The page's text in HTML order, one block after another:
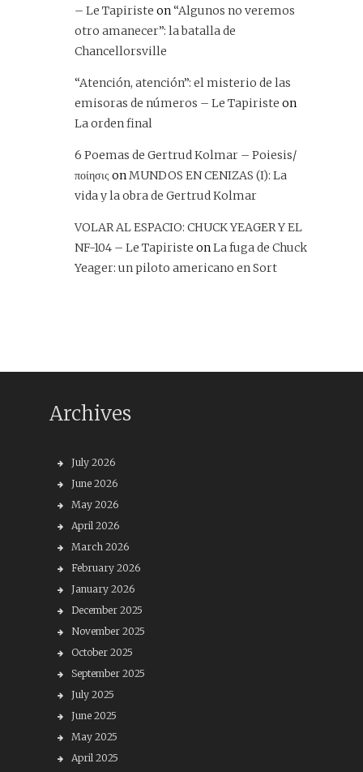
– Le Tapiriste on“Algunos no veremos
otro amanecer”: la batalla de
Chancellorsville
“Atención, atención”: el misterio de las
emisoras de números – Le Tapiriste on
La orden final
6 Poemas de Gertrud Kolmar – Poiesis/
ποίησις onMUNDOS EN CENIZAS (I): La
vida y la obra de Gertrud Kolmar
VOLAR AL ESPACIO: CHUCK YEAGER Y EL
NF-104 – Le Tapiriste onLa fuga de Chuck
Yeager: un piloto americano en Sort
Archives
July 2026
June 2026
May 2026
April 2026
March 2026
February 2026
January 2026
December 2025
November 2025
October 2025
September 2025
July 2025
June 2025
May 2025
April 2025